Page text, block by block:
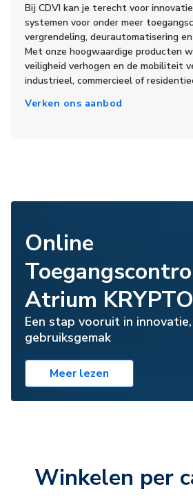
Bij CDVI kan je terecht voor
systemen voor onder meer
vergrendeling, deurautomatisering
Met onze hoogwaardige producten
veiligheid verhogen en de mobiliteit
industrieel, commercieel of
Verken ons aanbod
Online
Atrium KRYPTO
Een stap vooruit in
gebruiksgemak
Meer lezen
Winkelen per